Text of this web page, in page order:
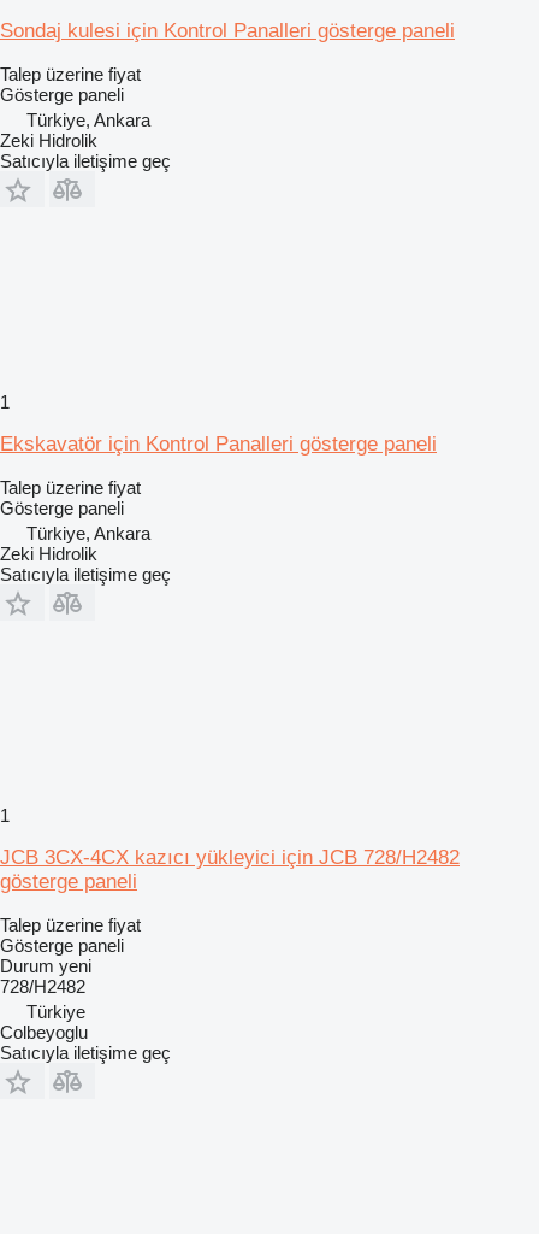
Sondaj kulesi için Kontrol Panalleri gösterge paneli
Talep üzerine fiyat
Gösterge paneli
Türkiye, Ankara
Zeki Hidrolik
Satıcıyla iletişime geç
1
Ekskavatör için Kontrol Panalleri gösterge paneli
Talep üzerine fiyat
Gösterge paneli
Türkiye, Ankara
Zeki Hidrolik
Satıcıyla iletişime geç
1
JCB 3CX-4CX kazıcı yükleyici için JCB 728/H2482
gösterge paneli
Talep üzerine fiyat
Gösterge paneli
Durum yeni
728/H2482
Türkiye
Colbeyoglu
Satıcıyla iletişime geç